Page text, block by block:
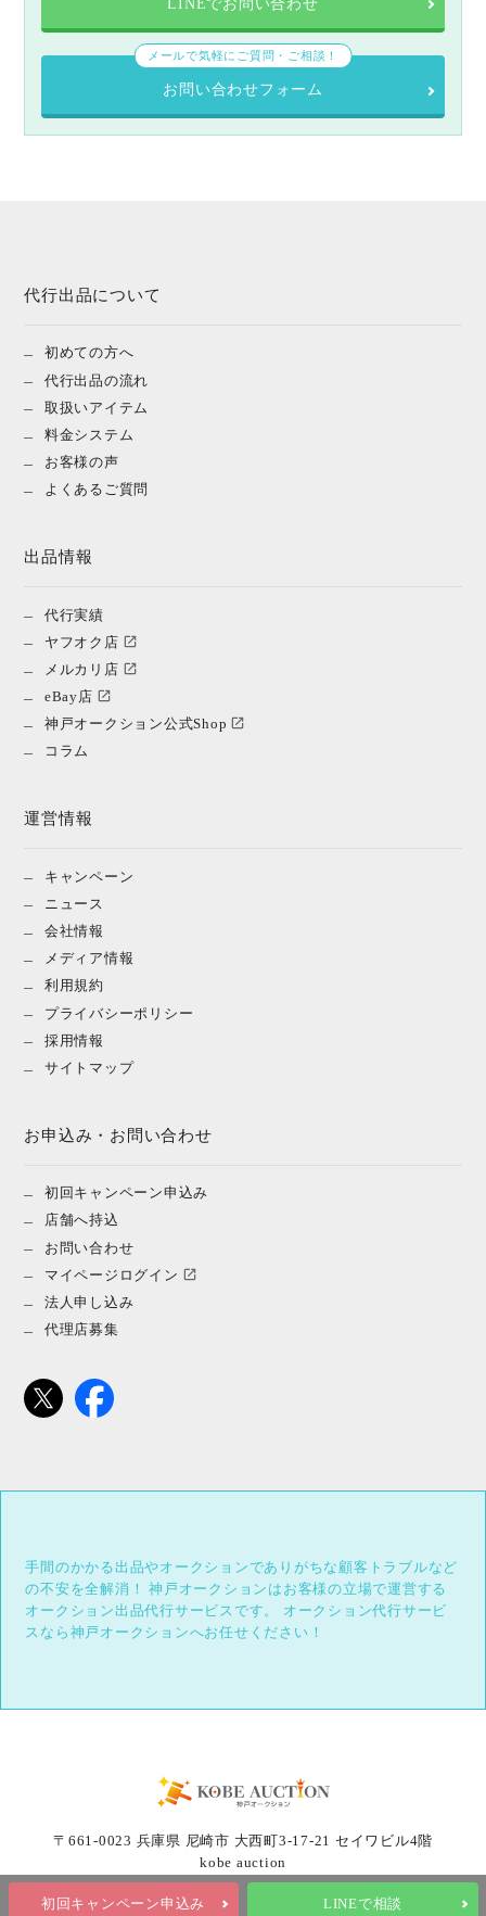
初回キャンペーン申込み LINEで相談
LINEでお問い合わせ
メールで気軽にご質問・ご相談！
お問い合わせフォーム
代行出品について
初めての方へ
代行出品の流れ
取扱いアイテム
料金システム
お客様の声
よくあるご質問
出品情報
代行実績
ヤフオク店
メルカリ店
eBay店
神戸オークション公式Shop
コラム
運営情報
キャンペーン
ニュース
会社情報
メディア情報
利用規約
プライバシーポリシー
採用情報
サイトマップ
お申込み・お問い合わせ
初回キャンペーン申込み
店舗へ持込
お問い合わせ
マイページログイン
法人申し込み
代理店募集
手間のかかる出品やオークションでありがちな顧客トラブルなど
の不安を全解消！
神戸オークションはお客様の立場で運営する
オークション出品代行サービスです。
オークション代行サービ
スなら神戸オークションへお任せください！
〒661-0023 兵庫県 尼崎市 大西町3-17-21 セイワビル4階
kobe auction